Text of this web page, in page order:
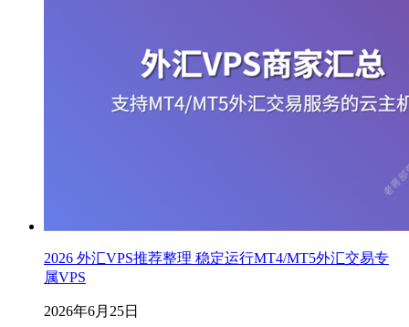
2026 外汇VPS推荐整理 稳定运行MT4/MT5外汇交易专
属VPS
2026年6月25日